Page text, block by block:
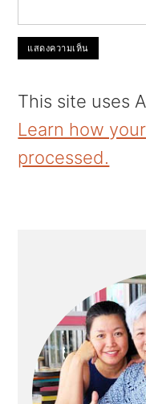
This site uses
Learn how
processed.